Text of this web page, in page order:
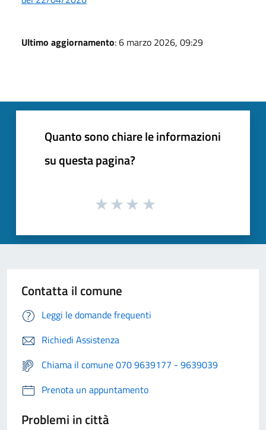
Ultimo aggiornamento: 6 marzo 2026, 09:29
Quanto sono chiare le informazioni
su questa pagina?
Contatta il comune
Leggi le domande frequenti
Richiedi Assistenza
Chiama il comune 070 9639177 - 9639039
Prenota un appuntamento
Problemi in città